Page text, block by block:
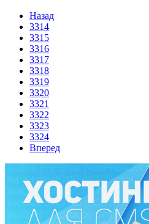
Назад
3314
3315
3316
3317
3318
3319
3320
3321
3322
3323
3324
Вперед